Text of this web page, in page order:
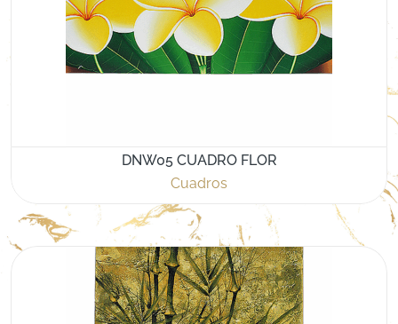
DNW05 CUADRO FLOR
Cuadros